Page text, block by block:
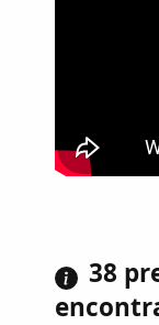
38